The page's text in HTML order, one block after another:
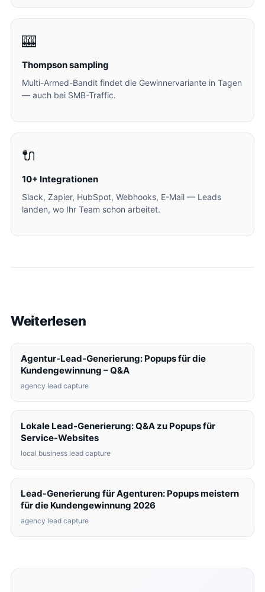
🎰
Thompson sampling
Multi-Armed-Bandit findet die Gewinnervariante in Tagen
— auch bei SMB-Traffic.
🔌
10+ Integrationen
Slack, Zapier, HubSpot, Webhooks, E-Mail — Leads
landen, wo Ihr Team schon arbeitet.
Weiterlesen
Agentur-Lead-Generierung: Popups für die
Kundengewinnung – Q&A
agency lead capture
Lokale Lead-Generierung: Q&A zu Popups für
Service-Websites
local business lead capture
Lead-Generierung für Agenturen: Popups meistern
für die Kundengewinnung 2026
agency lead capture